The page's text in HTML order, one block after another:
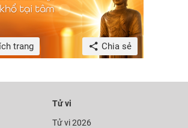
trang Chia sẻ
Tử vi
Tử vi 2026